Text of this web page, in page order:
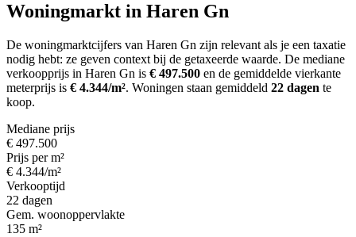
Woningmarkt in Haren Gn
De woningmarktcijfers van Haren Gn zijn relevant als je een taxatie
nodig hebt: ze geven context bij de getaxeerde waarde. De mediane
verkoopprijs in Haren Gn is € 497.500 en de gemiddelde vierkante
meterprijs is € 4.344/m². Woningen staan gemiddeld 22 dagen te
koop.
Mediane prijs
€ 497.500
Prijs per m²
€ 4.344/m²
Verkooptijd
22 dagen
Gem. woonoppervlakte
135 m²